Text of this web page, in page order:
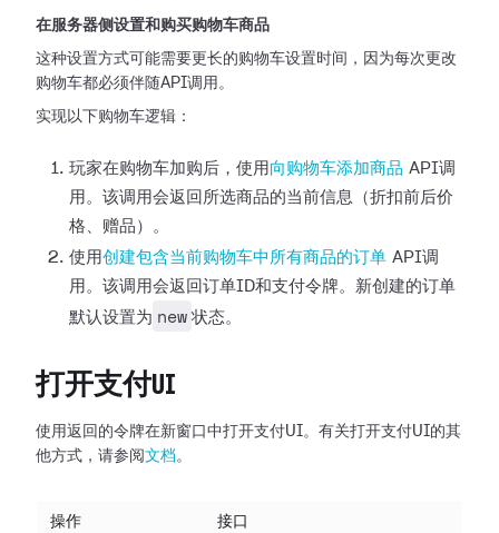
在服务器侧设置和购买购物车商品
这种设置方式可能需要更长的购物车设置时间，因为每次更改
购物车都必须伴随API调用。
实现以下购物车逻辑：
玩家在购物车加购后，使用 向购物车添加商品 API调
用。该调用会返回所选商品的当前信息（折扣前后价
格、赠品）。
使用创建包含当前购物车中所有商品的订单 API调
用。该调用会返回订单ID和支付令牌。新创建的订单
默认设置为 new 状态。
打开支付UI
使用返回的令牌在新窗口中打开支付UI。有关打开支付UI的其
他方式，请参阅 文档。
操作 接口